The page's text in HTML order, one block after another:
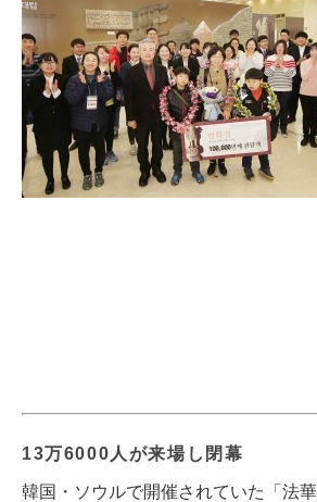
13万6000人が来場し閉幕
韓国・ソウルで開催されていた「法